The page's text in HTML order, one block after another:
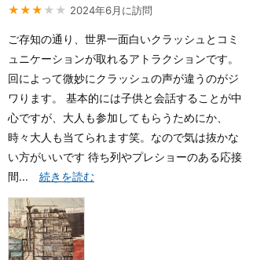
★★★ ★★ 2024年6月に訪問
ご存知の通り、世界一面白いクラッシュとコミ
ュニケーションが取れるアトラクションです。
回によって微妙にクラッシュの声が違うのがジ
ワります。 基本的には子供と会話することが中
心ですが、大人も参加してもらうためにか、
時々大人も当てられます笑。なので気は抜かな
い方がいいです 待ち列やプレショーのある応接
間... 続きを読む